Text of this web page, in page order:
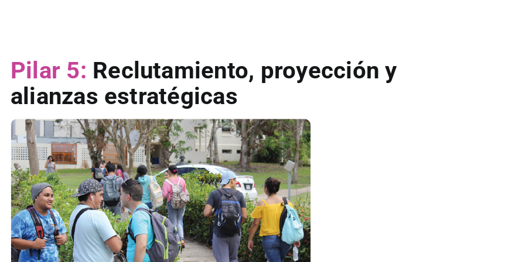
Pilar 5: Reclutamiento, proyección y
alianzas estratégicas